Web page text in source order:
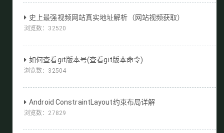
史上最强视频网站真实地址解析（网站视频获取）
浏览数： 32520
如何查看git版本号(查看git版本命令)
浏览数： 32504
Android ConstraintLayout约束布局详解
浏览数： 27829